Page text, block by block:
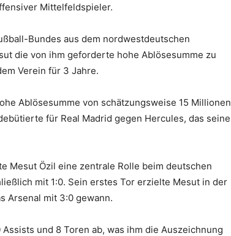
Mittelfeldspieler.
Bundes aus dem nordwestdeutschen
die von ihm geforderte hohe Ablösesumme zu
Verein für 3 Jahre.
Ablösesumme von schätzungsweise 15 Millionen
für Real Madrid gegen Hercules, das seine
Mesut Özil eine zentrale Rolle beim deutschen
mit 1:0. Sein erstes Tor erzielte Mesut in der
Arsenal mit 3:0 gewann.
und 8 Toren ab, was ihm die Auszeichnung